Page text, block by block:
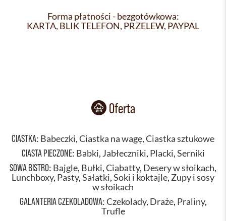
Forma płatności - bezgotówkowa:
KARTA, BLIK TELEFON, PRZELEW, PAYPAL
Oferta
CIASTKA: Babeczki,Ciastka na wagę,Ciastka sztukowe
CIASTA PIECZONE: Babki, Jabłeczniki, Placki,Serniki
SOWA BISTRO: Bajgle, Bułki,Ciabatty, Desery w słoikach,
Lunchboxy, Pasty,Sałatki,Soki i koktajle, Zupy i sosy
w słoikach
GALANTERIA CZEKOLADOWA:Czekolady, Draże, Praliny,
Trufle